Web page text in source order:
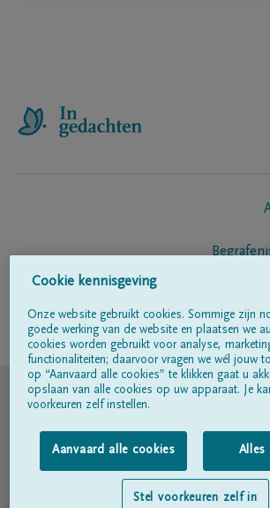
Volg ons op
© DELA
Gebruiksvoorwaarden
Privacyverklaring
Cookie kennisgeving
Onze website gebruikt cookies. Sommige zijn
goede werking van de website en plaatsen we
cookies worden gebruikt voor analyse,
functionaliteiten; daarvoor vragen we wél jouw
op “Aanvaard alle cookies” te klikken gaat u
opslaan van alle cookies op uw apparaat. Je
voorkeuren zelf instellen.
Aanvaard alle cookies Alles
Stel voorkeuren zelf in